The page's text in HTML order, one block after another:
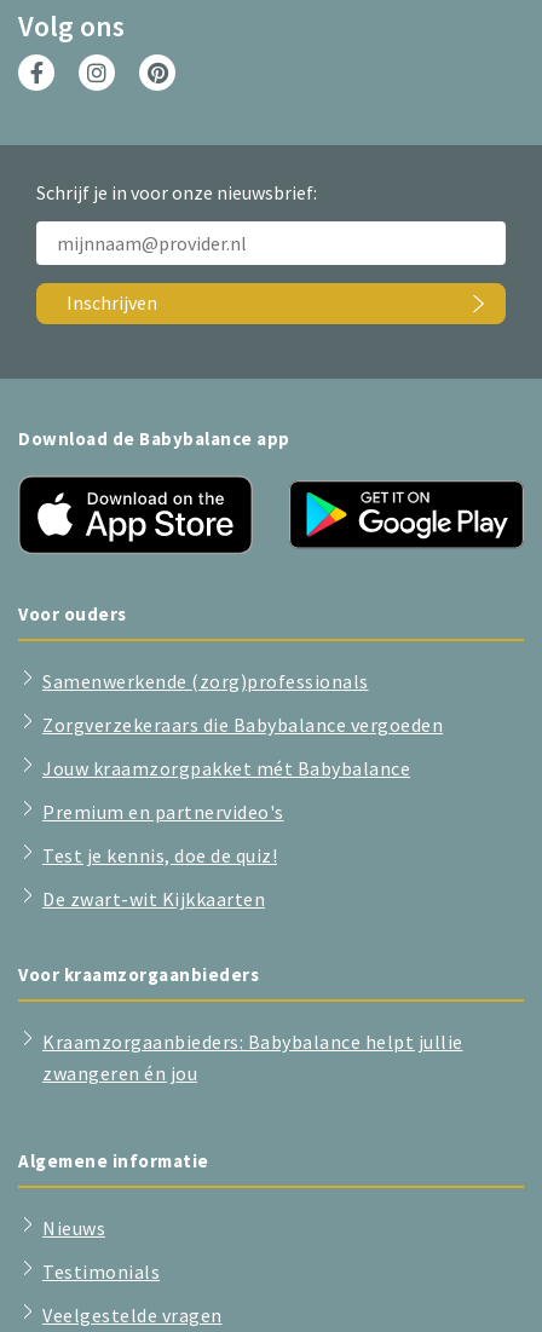
Volg ons
Schrijf je in voor onze nieuwsbrief:
Inschrijven
Download de Babybalance app
Voor ouders
Samenwerkende (zorg)professionals
Zorgverzekeraars die Babybalance vergoeden
Jouw kraamzorgpakket mét Babybalance
Premium en partnervideo's
Test je kennis, doe de quiz!
De zwart-wit Kijkkaarten
Voor kraamzorgaanbieders
Kraamzorgaanbieders: Babybalance helpt jullie
zwangeren én jou
Algemene informatie
Nieuws
Testimonials
Veelgestelde vragen